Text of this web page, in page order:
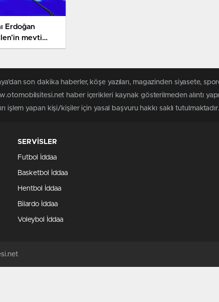
Erdoğan
mevti
kere
son dakika haberler, köşe yazıları, magazinden siyasete,
haber içerikleri kaynak gösterilmeden alıntı
işlem yapan kişi/kişiler için yasal başvuru hakkı saklı
SERVİSLER
Futbol İddaa
Basketbol İddaa
Hentbol İddaa
Bilardo İddaa
Voleybol İddaa